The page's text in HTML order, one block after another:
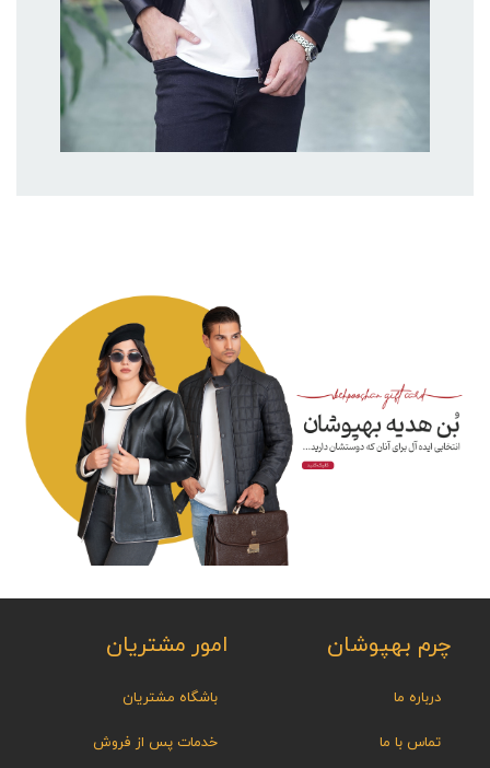
چرم بهپوشان
درباره ما
تماس با ما
امور مشتریان
باشگاه مشتریان
خدمات پس از فروش